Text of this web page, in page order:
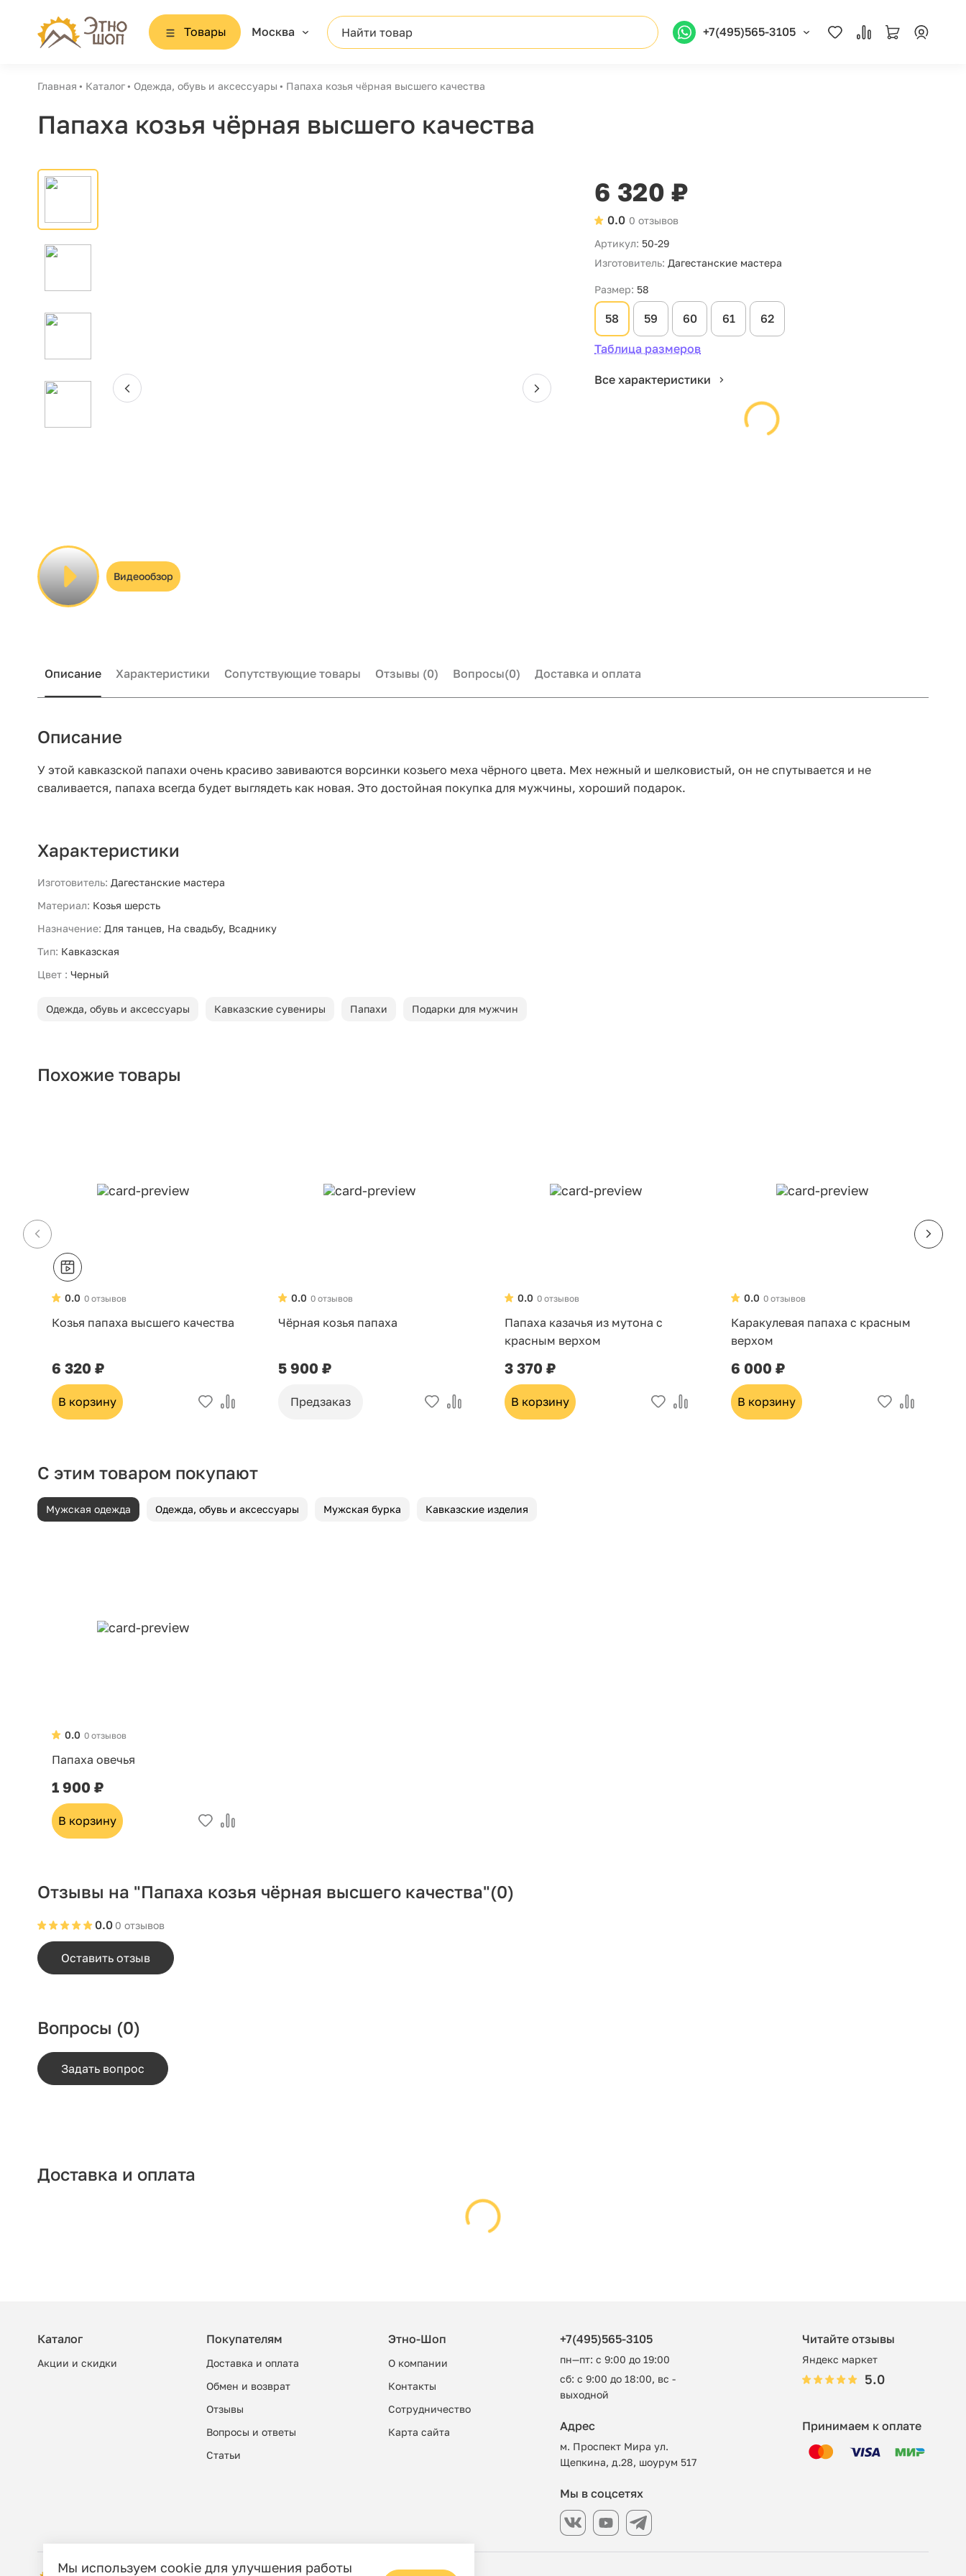
Товары Москва Найти товар +7(495)565-3105
Главная Каталог Одежда, обувь и аксессуары Папаха козья чёрная высшего качества
Папаха козья чёрная высшего качества
Видеообзор
6 320 ₽
0 отзывов
0.0
Артикул: 50-29
Изготовитель: Дагестанские мастера
Размер: 58
58 59 60 61 62
Таблица размеров
Все характеристики
Описание Характеристики Сопутствующие товары Отзывы (0) Вопросы(0) Доставка и оплата
Описание
У этой кавказской папахи очень красиво завиваются ворсинки козьего меха чёрного цвета. Мех нежный и шелковистый, он не спутывается и не
сваливается, папаха всегда будет выглядеть как новая. Это достойная покупка для мужчины, хороший подарок.
Характеристики
Изготовитель: Дагестанские мастера
Материал: Козья шерсть
Назначение: Для танцев, На свадьбу, Всаднику
Тип: Кавказская
Цвет : Черный
Одежда, обувь и аксессуары Кавказские сувениры Папахи Подарки для мужчин
Похожие товары
0 отзывов
0.0
Козья папаха высшего качества
6 320 ₽
В корзину
0 отзывов
0.0
Чёрная козья папаха
5 900 ₽
Предзаказ
0 отзывов
0.0
Папаха казачья из мутона с
красным верхом
3 370 ₽
В корзину
0 отзывов
0.0
Каракулевая папаха с красным
верхом
6 000 ₽
В корзину
С этим товаром покупают
Мужская одежда Одежда, обувь и аксессуары Мужская бурка Кавказские изделия
0 отзывов
0.0
Папаха овечья
1 900 ₽
В корзину
Отзывы на "Папаха козья чёрная высшего качества"(0)
0 отзывов
0.0
Оставить отзыв
Вопросы (0)
Задать вопрос
Доставка и оплата
Каталог
Акции и скидки
Покупателям
Доставка и оплата
Обмен и возврат
Отзывы
Вопросы и ответы
Cтатьи
Этно-Шоп
О компании
Контакты
Сотрудничество
Карта сайта
+7(495)565-3105
пн—пт: с 9:00 до 19:00
сб: с 9:00 до 18:00, вс -
выходной
Читайте отзывы
Яндекс маркет
5.0
Адрес
м. Проспект Мира ул.
Щепкина, д.28, шоурум 517
Принимаем к оплате
Мы в соцсетях
Мы используем cookie для улучшения работы